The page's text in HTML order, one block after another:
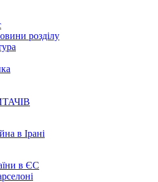
розділу
в Ірані
в ЄС